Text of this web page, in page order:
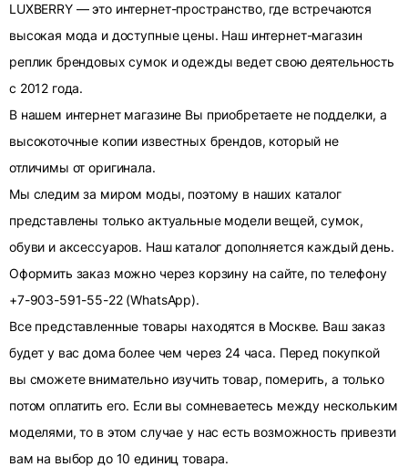
LUXBERRY — это интернет-пространство, где встречаются
высокая мода и доступные цены. Наш интернет-магазин
реплик брендовых сумок и одежды ведет свою деятельность
с 2012 года.
В нашем интернет магазине Вы приобретаете не подделки, а
высокоточные копии известных брендов, который не
отличимы от оригинала.
Мы следим за миром моды, поэтому в наших каталог
представлены только актуальные модели вещей, сумок,
обуви и аксессуаров. Наш каталог дополняется каждый день.
Оформить заказ можно через корзину на сайте, по телефону
+7-903-591-55-22 (WhatsApp).
Все представленные товары находятся в Москве. Ваш заказ
будет у вас дома более чем через 24 часа. Перед покупкой
вы сможете внимательно изучить товар, померить, а только
потом оплатить его. Если вы сомневаетесь между нескольким
моделями, то в этом случае у нас есть возможность привезти
вам на выбор до 10 единиц товара.